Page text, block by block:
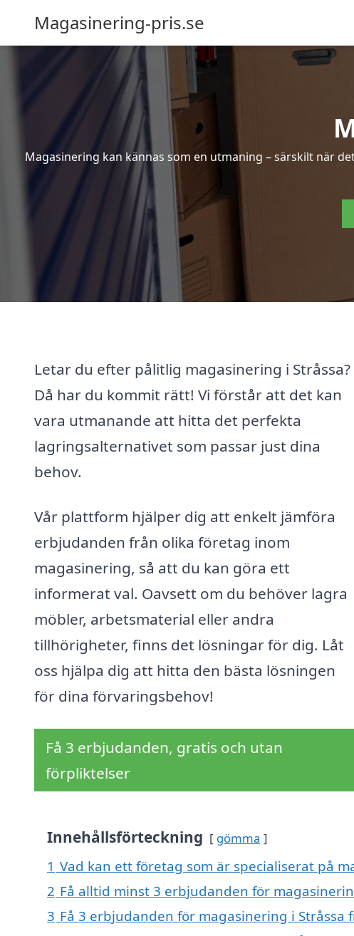
Magasinering-pris.se
Magasinering kan kännas som en utmaning – särskilt när
Letar du efter pålitlig magasinering i Stråssa?
Då har du kommit rätt! Vi förstår att det kan
vara utmanande att hitta det perfekta
lagringsalternativet som passar just dina
behov.
Vår plattform hjälper dig att enkelt jämföra
erbjudanden från olika företag inom
magasinering, så att du kan göra ett
informerat val. Oavsett om du behöver lagra
möbler, arbetsmaterial eller andra
tillhörigheter, finns det lösningar för dig. Låt
oss hjälpa dig att hitta den bästa lösningen
för dina förvaringsbehov!
Få 3 erbjudanden, gratis och utan
förpliktelser
Innehållsförteckning gömma
1 Vad kan ett företag som är specialiserat på
2 Få alltid minst 3 erbjudanden för
3 Få 3 erbjudanden för magasinering i Stråssa